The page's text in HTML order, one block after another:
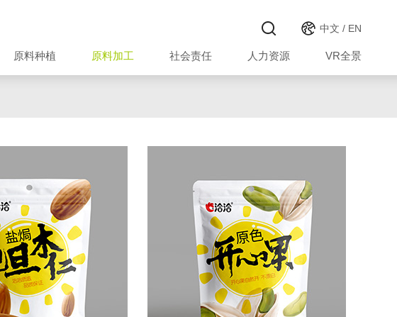
中文 / EN
原料种植 原料加工 社会责任 人力资源 VR全景